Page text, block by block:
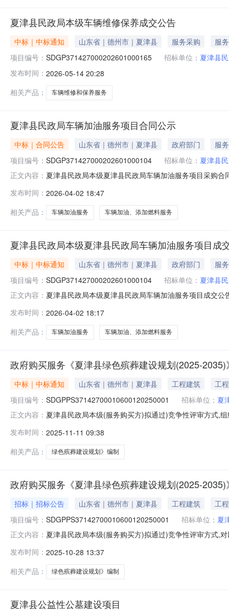
夏津县民政局本级车辆维修保养成交公告
中标｜中标通知 山东省｜德州市｜夏津县 服务采购
服务
项目编号： SDGP371427000202601000165 招标单位： 夏津县
发布时间： 2026-05-14 20:28
相关产品：
车辆维修和保养服务
夏津县民政局车辆加油服务项目合同公示
中标｜合同公告 山东省｜德州市｜夏津县 政府部门
服务
项目编号： SDGP371427000202601000104 招标单位： 夏津县
正文内容： 夏津县民政局本级夏津县民政局车辆加油服务项目采购
3218192供应商（乙方）：中国石化销售股份有限公司
发布时间： 2026-04-02 18:47
相关产品：
车辆加油服务 车辆加油、添加燃料服务
夏津县民政局本级夏津县民政局车辆加油服务项目成
中标｜中标通知 山东省｜德州市｜夏津县 政府部门
服务
项目编号： SDGP371427000202601000104 招标单位： 夏津县
正文内容： 夏津县民政局本级夏津县民政局车辆加油服务项目成交
添加燃料服务中国石化销售股份有限公司山东德州石油
发布时间： 2026-04-02 18:17
相关产品：
车辆加油服务 车辆加油、添加燃料服务
政府购买服务《夏津县绿色殡葬建设规划(2025-
中标｜中标通知 山东省｜德州市｜夏津县 工程建筑
工程
项目编号： SDGPPS37142700010600120250001 招标单位： 夏
正文内容： 夏津县民政局本级(服务购买方)拟通过)竞争性评审方式,
2035）》编制项目涉及的所有内容三、合同金额及报价
发布时间： 2025-11-11 09:38
相关产品：
绿色殡葬建设规划》编制
政府购买服务《夏津县绿色殡葬建设规划(2025-
招标｜招标公告 山东省｜德州市｜夏津县 工程建筑
工程
项目编号： SDGPPS37142700010600120250001 招标单位： 夏
正文内容： 夏津县民政局本级(服务购买方)拟通过)竞争性评审方式,
容：1、购买服务内容：规划内容主要包括对现状设施总
发布时间： 2025-10-28 13:37
相关产品：
绿色殡葬建设规划》编制
夏津县公益性公墓建设项目